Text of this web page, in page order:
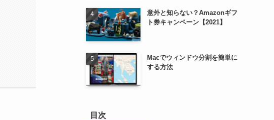
意外と知らない？Amazonギフ
ト券キャンペーン【2021】
Macでウィンドウ分割を簡単に
する方法
目次